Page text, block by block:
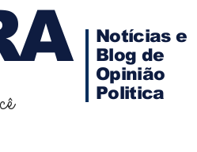
Notícias e
Blog de
Opinião
Politica